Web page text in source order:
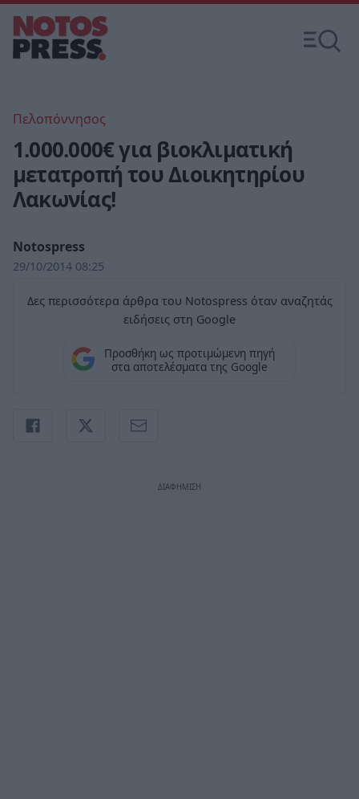
Πελοπόννησος
1.000.000€ για βιοκλιματική
μετατροπή του Διοικητηρίου
Λακωνίας!
Notospress
29/10/2014 08:25
Δες περισσότερα άρθρα του Notospress όταν αναζητάς
ειδήσεις στη Google
Προσθήκη ως προτιμώμενη πηγή
στα αποτελέσματα της Google